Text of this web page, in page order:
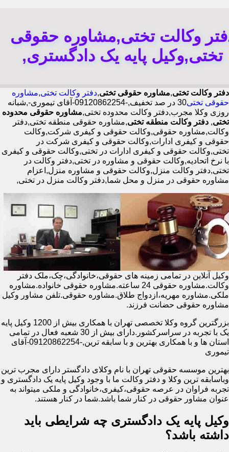
وکالت تختی,مشاوره حقوقی
تختی,وکیل پایه یک دادگستری,
دفتر وکالت تختی,مشاوره حقوقی تختی,دفتر وکالت تختی,مشاوره
حقوقی تختی
30 در صد تخفیف,-09120862254-آقای تیموری-,شبانه
روزی وکلا مجرب,دفتر وکالت محدوده تختی,مشاوره حقوقی محدوده
تختی, دفتر وکالت منطقه تختی,مشاوره حقوقی منطقه تختی,دفتر
وکالت,مشاوره حقوقی,وکالت حقوقی و کیفری شرکت,وکالت
حقوقی و کیفری ادارات,وکالت حقوقی و کیفری شرکت در
تختی,وکالت حقوقی و کیفری ادارات در تختی,وکالت حقوقی و کیفری
با نرخ اتحادیه,وکالت حقوقی و مشاوره در تختی,دفتر وکالت در
تختی,دفتر وکالت منزل,وکالت حقوقی و مشاوره منزل,اعزام
مشاوره حقوقی در منزل و محل شما,دفتر وکالت منزل در تختی,
وکیل آنلاین در تمامی زمینه های حقوقی،خانوادگی،چک،ملک دفتر
وکالت.مشاوره حقوقی 24 ساعته.مشاوره حقوقی خانواده.مشاوره
ملکی.مشاوره مهریه،ازدواج طلاق.مشاوره حقوقی.تلفن مشاور وکیل
مشاوره حقوقی حضانت فرزند.
بزرگترین گروه وکلا تخصصی تهران با همکاری بیش از 1200 وکیل پایه
یک با تجربه در سراسرکشور.دارای بیش از 30 شعبه فعال در تمامی
استان ها و با همکاری بهترین و با سابقه ترین,-09120862254-آقای
تیموری
بهترین موسسه حقوقی تهران با نام وکلای دادگستر دارای مجرب ترین
وباسابقه ترین وکلا و دفتر وکالت ما با وجود وکیل پایه یک دادگستری و
تجربه فراوان در عرصه حقوقی،کیفری،خانوادگی و ملکی میتواند به
عنوان مشاور حقوقی در کنار شما باشد.شما در کنار هستند.
وکیل پایه یک دادگستری چه شرایطی باید
داشته باشد؟